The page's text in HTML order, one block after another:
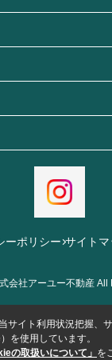
ーポリシー サイトマ
会社アーユー不動産 All
サイト利用状況把握、
を使用しています。
の取扱いについて」 を